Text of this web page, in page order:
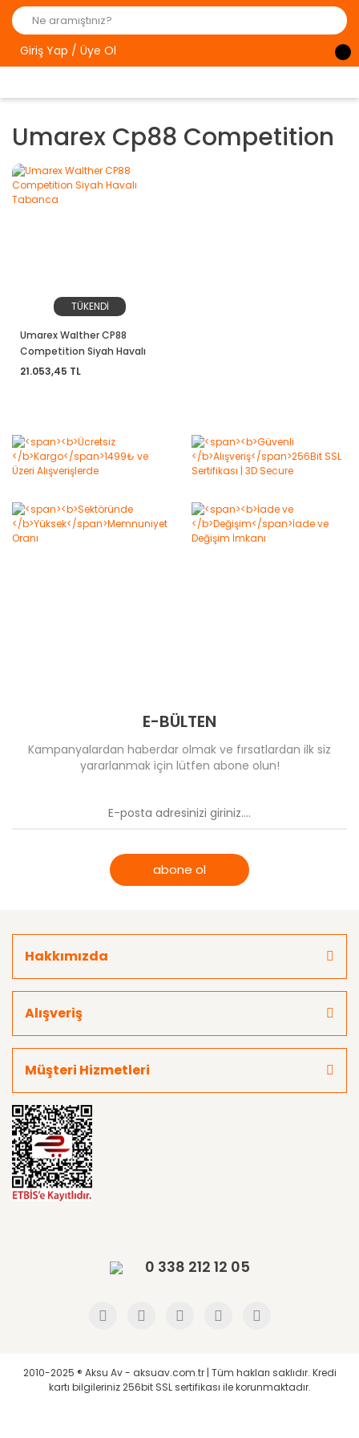
Giriş Yap / Üye Ol
Umarex Cp88 Competition
TÜKENDİ
Umarex Walther CP88
Competition Siyah Havalı
Tabanca
21.053,45 TL
E-BÜLTEN
Kampanyalardan haberdar olmak ve fırsatlardan ilk siz
yararlanmak için lütfen abone olun!
abone ol
Hakkımızda
Alışveriş
Müşteri Hizmetleri
0 338 212 12 05
2010-2025 ® Aksu Av - aksuav.com.tr | Tüm hakları saklıdır. Kredi
kartı bilgileriniz 256bit SSL sertifikası ile korunmaktadır.